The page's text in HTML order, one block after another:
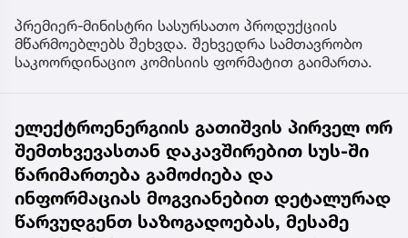
პრემიერ-მინისტრი სასურსათო პროდუქციის
მწარმოებლებს შეხვდა. შეხვედრა სამთავრობო
საკოორდინაციო კომისიის ფორმატით გაიმართა.
ელექტროენერგიის გათიშვის პირველ ორ
შემთხვევასთან დაკავშირებით სუს-ში
წარიმართება გამოძიება და
ინფორმაციას მოგვიანებით დეტალურად
წარვუდგენთ საზოგადოებას, მესამე